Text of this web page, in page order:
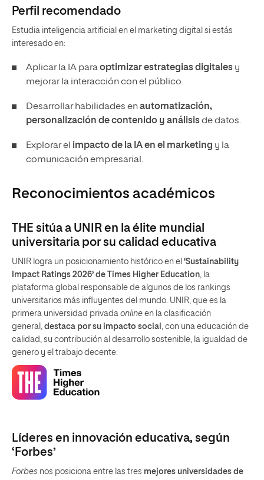
Perfil recomendado
Estudia inteligencia artificial en el marketing digital si estás
interesado en:
Aplicar la IA paraoptimizar estrategias digitales y
mejorar la interacción con el público.
Desarrollar habilidades enautomatización,
personalización de contenido y análisisde datos.
Explorar el impacto de la IA en el marketing y la
comunicación empresarial.
Reconocimientos académicos
THE sitúa a UNIR en la élite mundial
universitaria por su calidad educativa
UNIR logra un posicionamiento histórico en el ‘Sustainability
Impact Ratings 2026’ de Times Higher Education, la
plataforma global responsable de algunos de los rankings
universitarios más influyentes del mundo. UNIR, que es la
primera universidad privada online en la clasificación
general, destaca por su impacto social , con una educación de
calidad, su contribución al desarrollo sostenible, la igualdad de
genero y el trabajo decente.
Líderes en innovación educativa, según
‘Forbes’
Forbes nos posiciona entre las tres mejores universidades de